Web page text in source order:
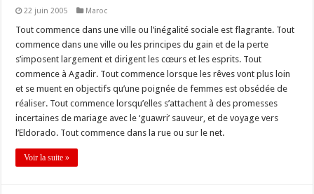
22 juin 2005 Maroc
Tout commence dans une ville ou l’inégalité sociale est flagrante. Tout
commence dans une ville ou les principes du gain et de la perte
s’imposent largement et dirigent les cœurs et les esprits. Tout
commence à Agadir. Tout commence lorsque les rêves vont plus loin
et se muent en objectifs qu’une poignée de femmes est obsédée de
réaliser. Tout commence lorsqu’elles s’attachent à des promesses
incertaines de mariage avec le ‘guawri’ sauveur, et de voyage vers
l’Eldorado. Tout commence dans la rue ou sur le net.
Voir la suite »